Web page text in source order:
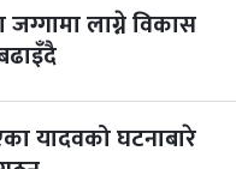
जग्गामा लाग्ने विकास
यादवको घटनाबारे